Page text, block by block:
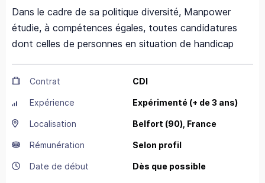
Dans le cadre de sa politique diversité, Manpower
étudie, à compétences égales, toutes candidatures
dont celles de personnes en situation de handicap
Contrat CDI
Expérience Expérimenté (+ de 3 ans)
Localisation Belfort (90), France
Rémunération Selon profil
Date de début Dès que possible